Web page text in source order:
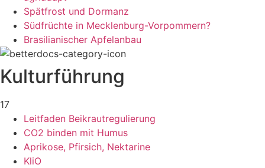
Spätfrost und Dormanz
Südfrüchte in Mecklenburg-Vorpommern?
Brasilianischer Apfelanbau
Kulturführung
17
Leitfaden Beikrautregulierung
CO2 binden mit Humus
Aprikose, Pfirsich, Nektarine
KliO